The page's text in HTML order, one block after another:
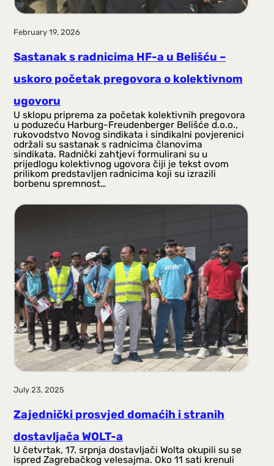
February 19, 2026
Sastanak s radnicima HF-a u Belišću –
uskoro početak pregovora o kolektivnom
ugovoru
U sklopu priprema za početak kolektivnih pregovora
u poduzeću Harburg-Freudenberger Belišće d.o.o.,
rukovodstvo Novog sindikata i sindikalni povjerenici
održali su sastanak s radnicima članovima
sindikata. Radnički zahtjevi formulirani su u
prijedlogu kolektivnog ugovora čiji je tekst ovom
prilikom predstavljen radnicima koji su izrazili
borbenu spremnost…
July 23, 2025
Zajednički prosvjed domaćih i stranih
dostavljača WOLT-a
U četvrtak, 17. srpnja dostavljači Wolta okupili su se
ispred Zagrebačkog velesajma. Oko 11 sati krenuli